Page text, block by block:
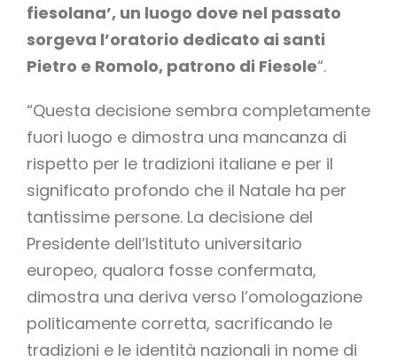
fiesolana’, un luogo dove nel passato
sorgeva l’oratorio dedicato ai santi
Pietro e Romolo, patrono di Fiesole“.
“Questa decisione sembra completamente
fuori luogo e dimostra una mancanza di
rispetto per le tradizioni italiane e per il
significato profondo che il Natale ha per
tantissime persone. La decisione del
Presidente dell’Istituto universitario
europeo, qualora fosse confermata,
dimostra una deriva verso l’omologazione
politicamente corretta, sacrificando le
tradizioni e le identità nazionali in nome di